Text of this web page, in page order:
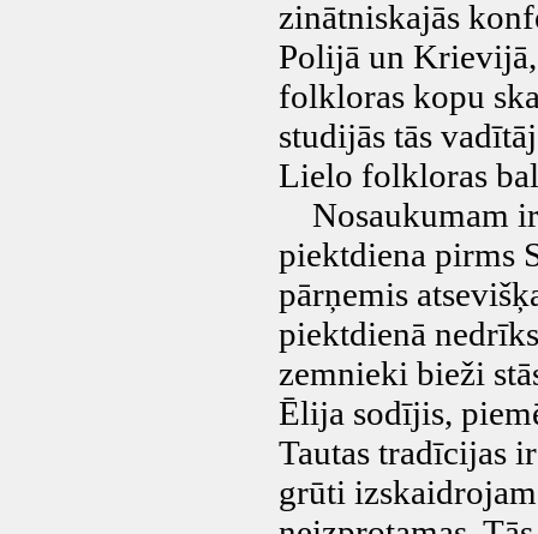
zinātniskajās
Polijā un
folkloras kopu
studijās tās
Lielo folkloras
Nosaukumam
piektdiena pirms
pārņemis
piektdienā
zemnieki bieži
Ēlija sodījis,
Tautas tradīcijas
grūti